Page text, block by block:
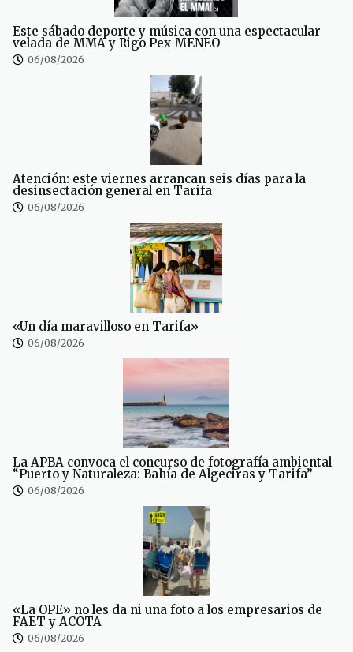
Este sábado deporte y música con una espectacular
velada de MMA y Rigo Pex-MENEO
06/08/2026
Atención: este viernes arrancan seis días para la
desinsectación general en Tarifa
06/08/2026
«Un día maravilloso en Tarifa»
06/08/2026
La APBA convoca el concurso de fotografía ambiental
“Puerto y Naturaleza: Bahía de Algeciras y Tarifa”
06/08/2026
«La OPE» no les da ni una foto a los empresarios de
FAET y ACOTA
06/08/2026